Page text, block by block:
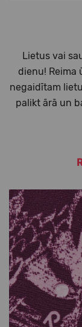
Lietus vai
dienu! Reima
negaidītam
palikt ārā un